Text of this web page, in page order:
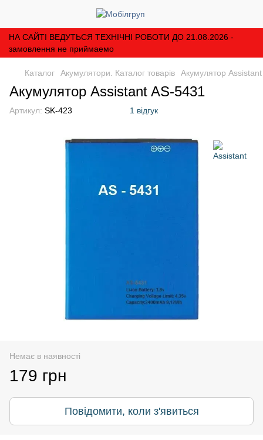
НА САЙТІ ВЕДУТЬСЯ ТЕХНІЧНІ РОБОТИ ДО 21.08.2026 -
замовлення не приймаемо
Каталог Акумулятори. Каталог товарів Акумулятор
Акумулятор Assistant AS-5431
Артикул: SK-423 1 відгук
Немає в наявності
179 грн
Повідомити, коли з'явиться